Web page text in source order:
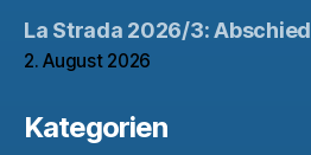
La Strada 2026/3:
2. August 2026
Kategorien